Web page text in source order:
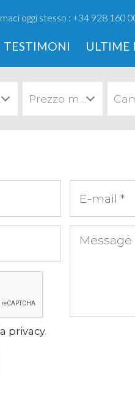
oggi stesso : +34 928 160
TESTIMONI ULTIME
Prezzo massimo
privacy.